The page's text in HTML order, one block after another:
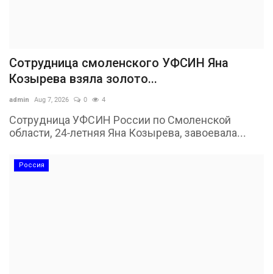
Сотрудница смоленского УФСИН Яна
Козырева взяла золото...
admin Aug 7, 2026 0 4
Сотрудница УФСИН России по Смоленской
области, 24-летняя Яна Козырева, завоевала...
Россия